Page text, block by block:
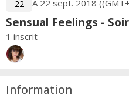
22
A 22 sept. 2018
Sensual Feelings -
1 inscrit
Information